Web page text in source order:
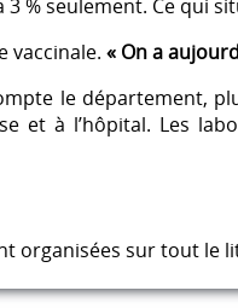
% seulement. Ce qui
vaccinale. « On a
le département,
et à l’hôpital. Les
organisées sur tout le